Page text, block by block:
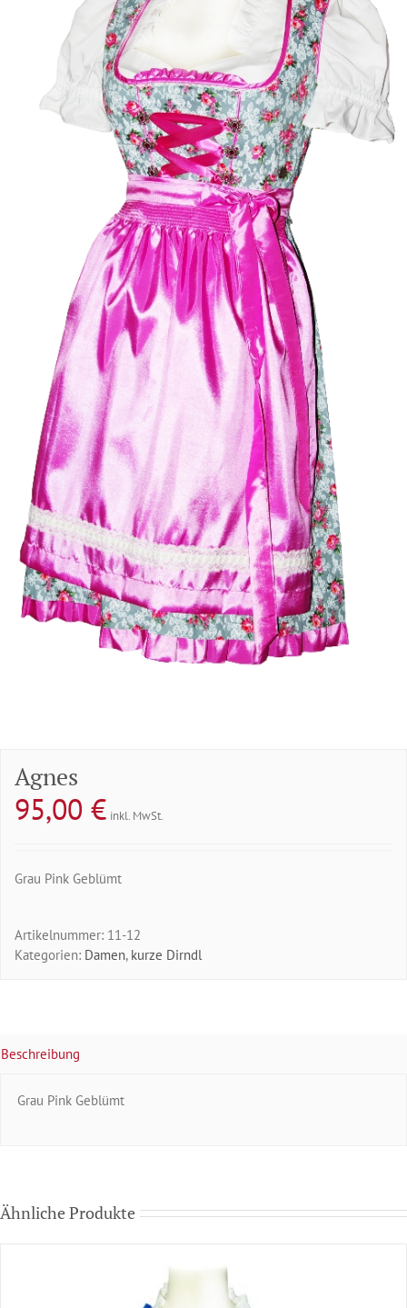
Agnes
95,00 € inkl. MwSt.
Grau Pink Geblümt
Artikelnummer: 11-12
Kategorien: Damen, kurze Dirndl
Beschreibung
Grau Pink Geblümt
Ähnliche Produkte